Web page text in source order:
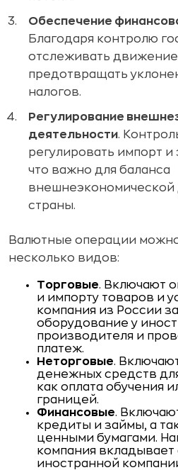
Обеспечение
Благодаря контролю
отслеживать движение
предотвращать
налогов.
Регулирование
деятельности.
регулировать импорт и
что важно для баланса
внешнеэкономической
страны.
Валютные операции
несколько видов:
Торговые. Включают
и импорту товаров и
компания из России
оборудование у
производителя и
платеж.
Неторговые.
денежных средств
как оплата обучения
границей.
Финансовые.
кредиты и займы, а
ценными бумагами.
компания вкладывает
иностранной